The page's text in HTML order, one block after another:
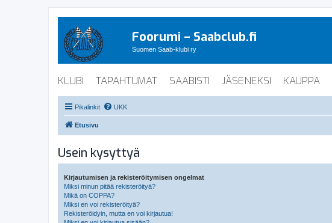
Foorumi – Saabclub.fi
Suomen Saab-klubi ry
KLUBI TAPAHTUMAT SAABISTI JÄSENEKSI KAUPPA
Pikalinkit UKK
Etusivu
Usein kysyttyä
Kirjautumisen ja rekisteröitymisen ongelmat
Miksi minun pitää rekisteröityä?
Mikä on COPPA?
Miksi en voi rekisteröityä?
Rekisteröidyin, mutta en voi kirjautua!